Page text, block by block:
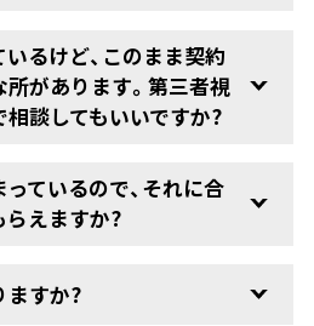
るけど、このまま契約
があります。第三者視
相談してもいいですか?
ているので、それに合
えますか?
ますか?